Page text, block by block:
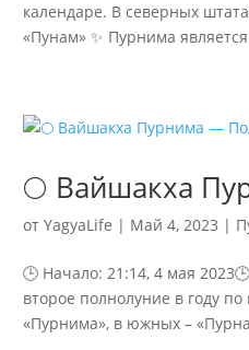
календаре. В северных
«Пунам» ✨ Пурнима
🌕 Вайшакха
отYagyaLife | Май 4, 2023 |
🕒 Начало: 21:14, 4 мая
второе полнолуние в году
«Пурнима», в южных –